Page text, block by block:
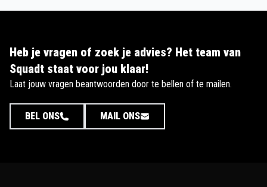
Heb je vragen of zoek je advies? Het team van
Squadt staat voor jou klaar!
Laat jouw vragen beantwoorden door te bellen of te mailen.
BEL ONS MAIL ONS